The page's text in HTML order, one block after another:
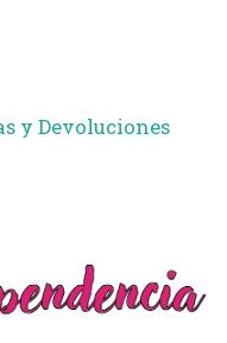
y Devoluciones